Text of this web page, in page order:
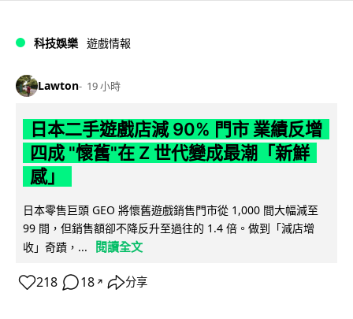
科技娛樂 遊戲情報
Lawton 19 小時
日本二手遊戲店減 90% 門市 業績反增
四成 "懷舊"在 Z 世代變成最潮「新鮮
感」
日本零售巨頭 GEO 將懷舊遊戲銷售門市從 1,000 間大幅減至
99 間，但銷售額卻不降反升至過往的 1.4 倍。做到「減店增
收」奇蹟，...
閱讀全文
218 18 ↗ 分享